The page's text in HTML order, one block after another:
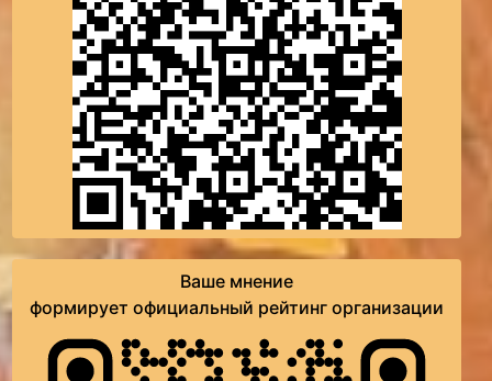
Ваше мнение
формирует официальный рейтинг организации